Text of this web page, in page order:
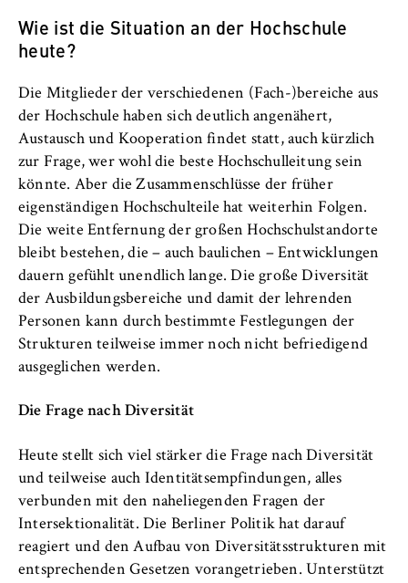
Wie ist die Situation an der Hochschule
heute?
Die Mitglieder der verschiedenen (Fach-)bereiche aus
der Hochschule haben sich deutlich angenähert,
Austausch und Kooperation findet statt, auch kürzlich
zur Frage, wer wohl die beste Hochschulleitung sein
könnte. Aber die Zusammenschlüsse der früher
eigenständigen Hochschulteile hat weiterhin Folgen.
Die weite Entfernung der großen Hochschulstandorte
bleibt bestehen, die – auch baulichen – Entwicklungen
dauern gefühlt unendlich lange. Die große Diversität
der Ausbildungsbereiche und damit der lehrenden
Personen kann durch bestimmte Festlegungen der
Strukturen teilweise immer noch nicht befriedigend
ausgeglichen werden.
Die Frage nach Diversität
Heute stellt sich viel stärker die Frage nach Diversität
und teilweise auch Identitätsempfindungen, alles
verbunden mit den naheliegenden Fragen der
Intersektionalität. Die Berliner Politik hat darauf
reagiert und den Aufbau von Diversitätsstrukturen mit
entsprechenden Gesetzen vorangetrieben. Unterstützt